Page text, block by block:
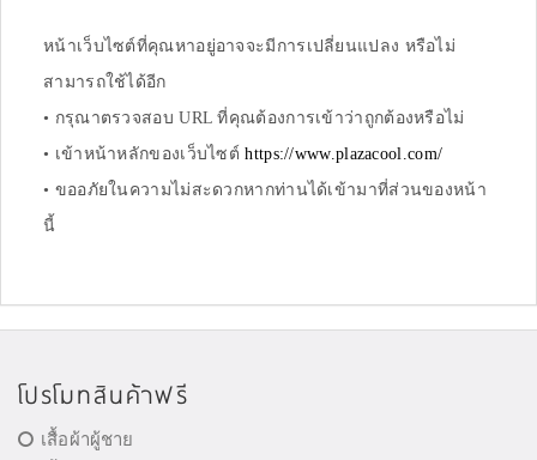
หน้าเว็บไซต์ที่คุณหาอยู่อาจจะมีการเปลี่ยนแปลง หรือไม่
สามารถใช้ได้อีก
• กรุณาตรวจสอบ URL ที่คุณต้องการเข้าว่าถูกต้องหรือไม่
• เข้าหน้าหลักของเว็บไซต์https://www.plazacool.com/
• ขออภัยในความไม่สะดวกหากท่านได้เข้ามาที่ส่วนของหน้า
นี้
โปรโมทสินค้าฟรี
เสื้อผ้าผู้ชาย